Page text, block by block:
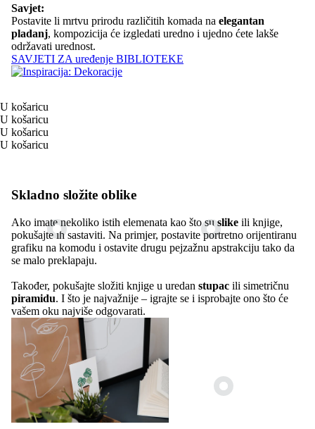
Savjet:
Postavite li mrtvu prirodu različitih komada na elegantan
pladanj, kompozicija će izgledati uredno i ujedno ćete lakše
održavati urednost.
SAVJETI ZA uređenje BIBLIOTEKE
U košaricu
U košaricu
U košaricu
U košaricu
Skladno složite oblike
Ako imate nekoliko istih elemenata kao što suslike ili knjige,
pokušajte ih sastaviti. Na primjer, postavite portretno orijentiranu
grafiku na komodu i ostavite drugu pejzažnu apstrakciju tako da
se malo preklapaju.
Također, pokušajte složiti knjige u uredan stupac ili simetričnu
piramidu. I što je najvažnije – igrajte se i isprobajte ono što će
vašem oku najviše odgovarati.